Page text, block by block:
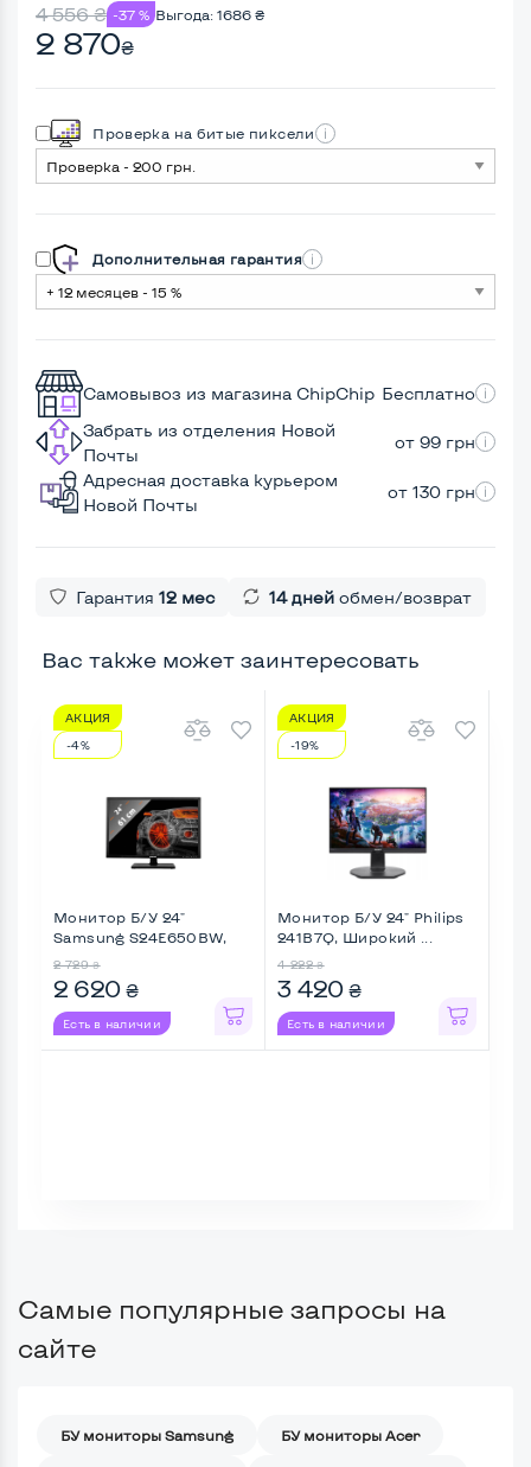
4 556₴ -37 % Выгода: 1686 ₴
2 870₴
Проверка на битые пиксели
Дополнительная гарантия
Самовывоз из магазина ChipChip Бесплатно
Забрать из отделения Новой
Почты
от 99 грн
Адресная доставка курьером
Новой Почты
от 130 грн
Гарантия 12 мес 14 дней обмен/возврат
Вас также может заинтересовать
АКЦИЯ
-4%
Монитор Б/У 24"
Samsung S24E650BW,
2 729 ₴
2 620 ₴
Есть в наличии
АКЦИЯ
-19%
Монитор Б/У 24" Philips
241B7Q, Широкий ...
4 222 ₴
3 420 ₴
Есть в наличии
Самые популярные запросы на
сайте
БУ мониторы Samsung БУ мониторы Acer